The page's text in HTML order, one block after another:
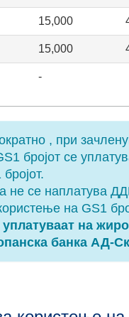
15,000
15,000
-
, при
бројот се
не се наплатува
на GS1
на
банка АД-